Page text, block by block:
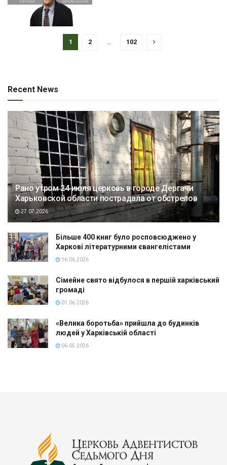
1 2 … 102
Recent News
Рано утром 24 июля церковь в городе Дергачи
Харьковской области пострадала от обстрелов
27.07.2026
Більше 400 книг було росповсюджено у
Харкові літературними євангелістами
16.06.2026
Сімейне свято відбулося в першій харківський
громаді
01.06.2026
«Велика боротьба» прийшла до будинків
людей у Харківській області
06.05.2026